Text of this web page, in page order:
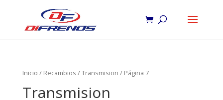
Inicio / Recambios /Transmision / Página 7
Transmision